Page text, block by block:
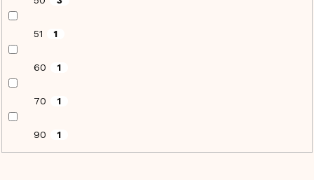
51 1
60 1
70 1
90 1